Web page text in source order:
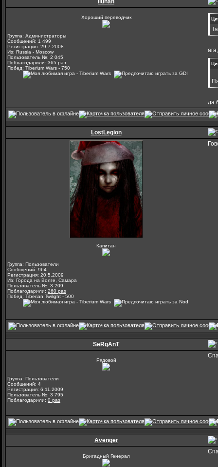
Iluhan
Хороший переводчик
Группа: Администраторы
Сообщений: 1 499
Регистрация: 29.7.2008
Из: Russia - Moscow
Пользователь №: 2 045
Поблагодарили: 365 раз
Побед: Tiberium Wars - 750
да
LostLegion
Капитан
Группа: Пользователи
Сообщений: 964
Регистрация: 20.5.2009
Из: Города на Волге, Самара
Пользователь №: 3 209
Поблагодарили: 260 раз
Побед: Tiberian Twilight - 500
SeRgAnT
Рядовой
Группа: Пользователи
Сообщений: 4
Регистрация: 6.11.2009
Пользователь №: 3 795
Поблагодарили: 0 раз
Avenger
Бригадный Генерал